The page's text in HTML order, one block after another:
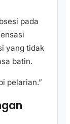
pada
yang tidak
batin.
pelarian.”